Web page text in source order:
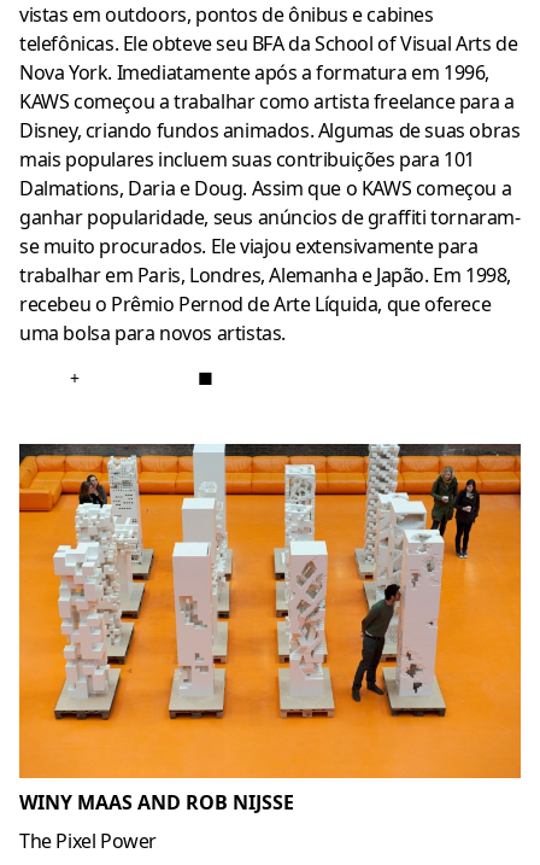
vistas em outdoors, pontos de ônibus e cabines
telefônicas. Ele obteve seu BFA da School of Visual Arts de
Nova York. Imediatamente após a formatura em 1996,
KAWS começou a trabalhar como artista freelance para a
Disney, criando fundos animados.Algumas de suas obras
mais populares incluem suas contribuições para 101
Dalmations, Daria e Doug. Assim que o KAWS começou a
ganhar popularidade, seus anúncios de graffiti tornaram-
se muito procurados. Ele viajou extensivamente para
trabalhar em Paris, Londres, Alemanha e Japão. Em 1998,
recebeu o Prêmio Pernod de Arte Líquida, que oferece
uma bolsa para novos artistas.
+ ■
WINY MAAS AND ROB NIJSSE
The Pixel Power